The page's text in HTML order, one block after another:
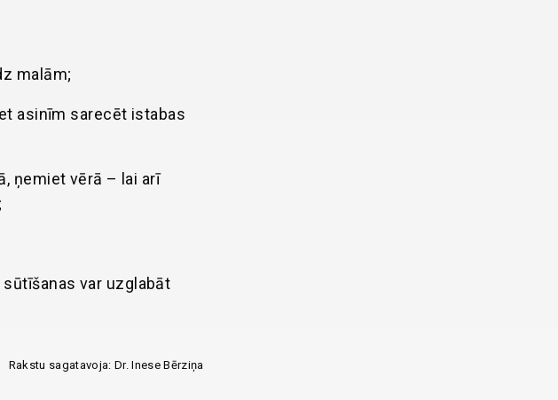
malām;
asinīm sarecēt istabas
ņemiet vērā – lai arī
var uzglabāt
Rakstu sagatavoja: Dr. Inese Bērziņa